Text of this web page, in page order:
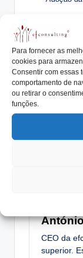
Para fornecer as
cookies para
Consentir com essas
comportamento de
ou retirar o
funções.
Apesar do
últimas
aindapreocupa
encontrada
investidores
uma
CEO da
superior.